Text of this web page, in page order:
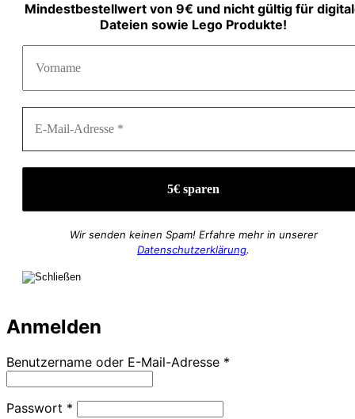
Mindestbestellwert von 9€ und nicht gültig für
Dateien sowie Lego Produkte!
Wir senden keinen Spam! Erfahre mehr in unserer
Datenschutzerklärung.
Anmelden
Benutzername oder E-Mail-Adresse *
Passwort * Erforderlich